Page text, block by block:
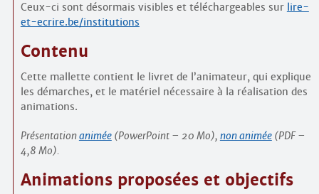
Ceux-ci sont désormais visibles et téléchargeables sur lire-
et-ecrire.be/institutions
Contenu
Cette mallette contient le livret de l’animateur, qui explique
les démarches, et le matériel nécessaire à la réalisation des
animations.
Présentationanimée(PowerPoint – 20 Mo), non animée(PDF –
4,8 Mo).
Animations proposées et objectifs